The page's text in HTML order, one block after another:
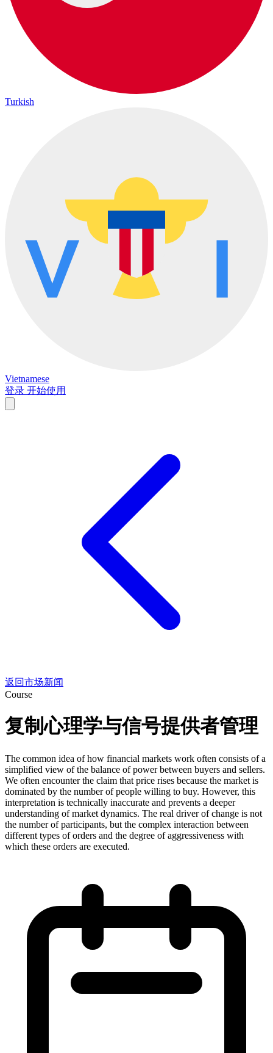
Turkish
Vietnamese
登录 开始使用
返回市场新闻
Course
复制心理学与信号提供者管理
The common idea of how financial markets work often consists of a
simplified view of the balance of power between buyers and sellers.
We often encounter the claim that price rises because the market is
dominated by the number of people willing to buy. However, this
interpretation is technically inaccurate and prevents a deeper
understanding of market dynamics. The real driver of change is not
the number of participants, but the complex interaction between
different types of orders and the degree of aggressiveness with
which these orders are executed.